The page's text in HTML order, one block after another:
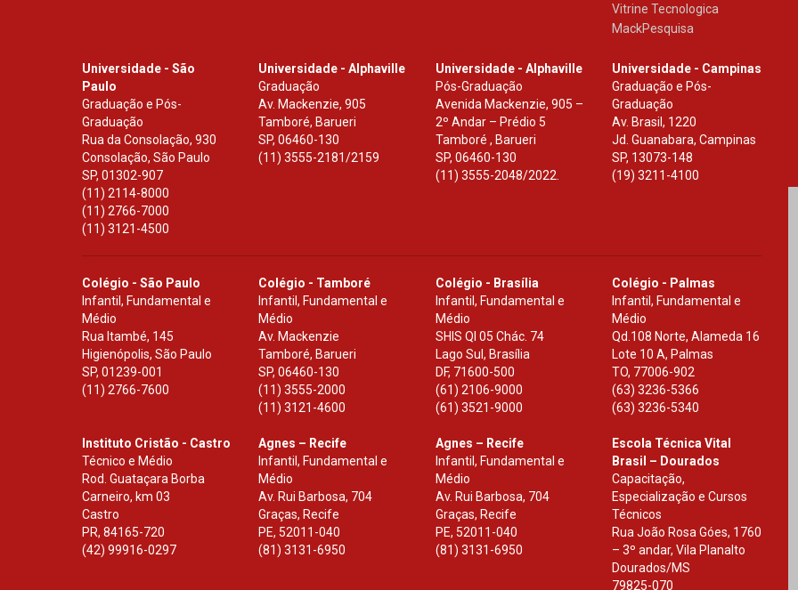
Vitrine Tecnologica
MackPesquisa
Universidade - São
Paulo
Graduação e Pós-
Graduação
Rua da Consolação, 930
Consolação, São Paulo
SP, 01302-907
(11) 2114-8000
(11) 2766-7000
(11) 3121-4500
Universidade - Alphaville
Graduação
Av. Mackenzie, 905
Tamboré, Barueri
SP,06460-130
(11) 3555-2181/2159
Universidade - Alphaville
Pós-Graduação
Avenida Mackenzie, 905 –
2º Andar – Prédio 5
Tamboré , Barueri
SP, 06460-130
(11) 3555-2048/2022.
Universidade - Campinas
Graduação e Pós-
Graduação
Av. Brasil, 1220
Jd. Guanabara, Campinas
SP, 13073-148
(19) 3211-4100
Colégio - São Paulo
Infantil, Fundamental e
Médio
Rua Itambé, 145
Higienópolis, São Paulo
SP, 01239-001
(11) 2766-7600
Colégio - Tamboré
Infantil, Fundamental e
Médio
Av. Mackenzie
Tamboré, Barueri
SP,06460-130
(11) 3555-2000
(11) 3121-4600
Colégio - Brasília
Infantil, Fundamental e
Médio
SHIS Ql 05 Chác. 74
Lago Sul, Brasília
DF, 71600-500
(61) 2106-9000
(61) 3521-9000
Colégio - Palmas
Infantil, Fundamental e
Médio
Qd.108 Norte, Alameda 16
Lote 10 A, Palmas
TO, 77006-902
(63) 3236-5366
(63) 3236-5340
Instituto Cristão - Castro
Técnico e Médio
Rod. Guataçara Borba
Carneiro, km 03
Castro
PR, 84165-720
(42) 99916-0297
Agnes – Recife
Infantil, Fundamental e
Médio
Av. Rui Barbosa, 704
Graças, Recife
PE, 52011-040
(81) 3131-6950
Agnes – Recife
Infantil, Fundamental e
Médio
Av. Rui Barbosa, 704
Graças, Recife
PE, 52011-040
(81) 3131-6950
Escola Técnica Vital
Brasil – Dourados
Capacitação,
Especialização e Cursos
Técnicos
Rua João Rosa Góes, 1760
– 3º andar, Vila Planalto
Dourados/MS
79825-070